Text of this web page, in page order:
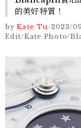
的美好特質！
by Kate Tu-2023/
Edit/Kate Photo/